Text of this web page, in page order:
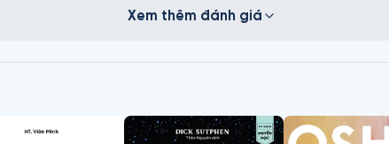
Xem thêm đánh giá